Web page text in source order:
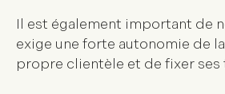
Il est également important de
exige une forte autonomie de
propre clientèle et de fixer